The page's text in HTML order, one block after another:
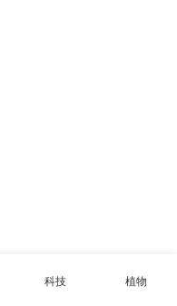
科技 植物